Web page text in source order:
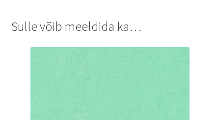
Sulle võib meeldida ka…